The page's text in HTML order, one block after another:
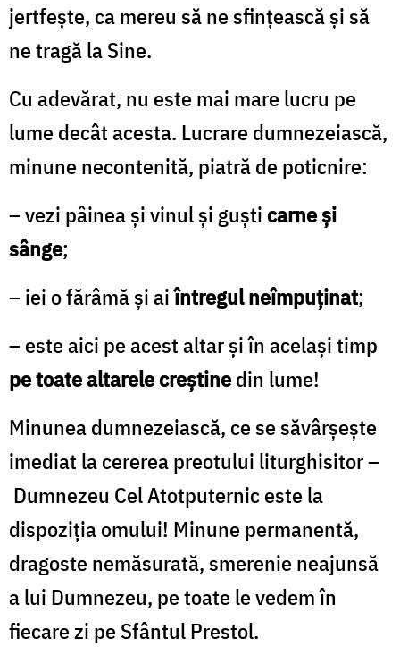
jertfește, ca mereu să ne sfințească și să
ne tragă la Sine.
Cu adevărat, nu este mai mare lucru pe
lume decât acesta. Lucrare dumnezeiască,
minune necontenită, piatră de poticnire:
– vezi pâinea și vinul și gușticarne și
sânge;
– iei o fărâmă și aiîntregul neîmpuținat;
– este aici pe acest altar și în același timp
pe toate altarele creștinedin lume!
Minunea dumnezeiască, ce se săvârșește
imediat la cererea preotului liturghisitor –
Dumnezeu Cel Atotputernic este la
dispoziția omului! Minune permanentă,
dragoste nemăsurată, smerenie neajunsă
a lui Dumnezeu, pe toate le vedem în
fiecare zi pe Sfântul Prestol.